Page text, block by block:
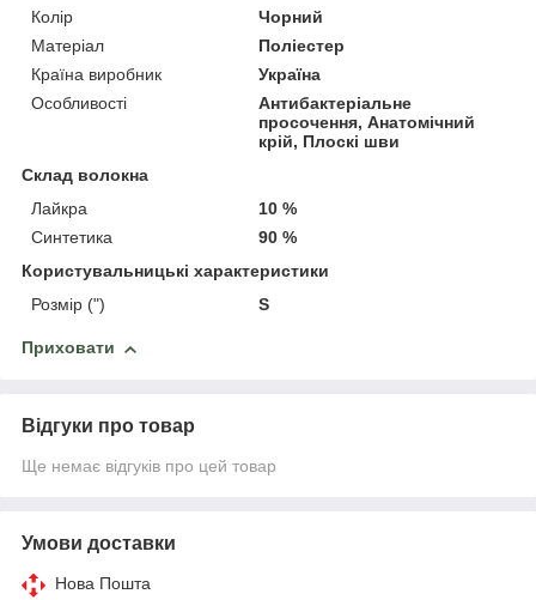
Колір
Чорний
Матеріал
Поліестер
Країна виробник
Україна
Особливості
Антибактеріальне
просочення, Анатомічний
крій, Плоскі шви
Склад волокна
Лайкра
10 %
Синтетика
90 %
Користувальницькі характеристики
Розмір (")
S
Приховати
Відгуки про товар
Ще немає відгуків про цей товар
Умови доставки
Нова Пошта